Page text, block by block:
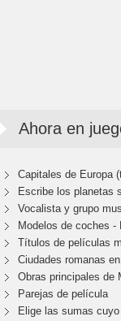
Ahora en
Capitales de Europa
Escribe los planetas
Vocalista y grupo
Modelos de coches
Títulos de películas
Ciudades romanas
Obras principales de
Parejas de película
Elige las sumas